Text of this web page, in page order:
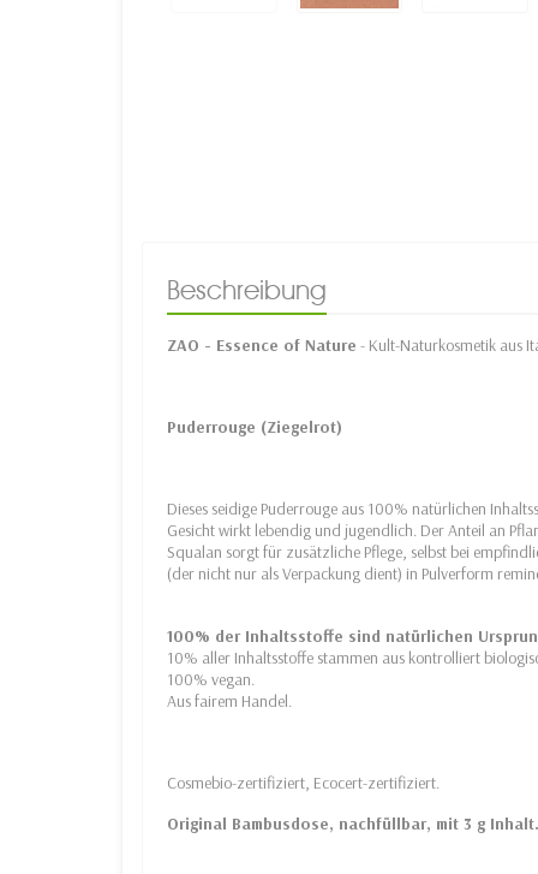
Beschreibung
ZAO - Essence of Nature - Kult-Naturkosmetik aus
Puderrouge (Ziegelrot)
Dieses seidige Puderrouge aus 100% natürlichen
Gesicht wirkt lebendig und jugendlich. Der Anteil an
Squalan sorgt für zusätzliche Pflege, selbst bei
(der nicht nur als Verpackung dient) in Pulverform
100% der Inhaltsstoffe sind natürlichen
10% aller Inhaltsstoffe stammen aus kontrolliert
100% vegan.
Aus fairem Handel.
Cosmebio-zertifiziert, Ecocert-zertifiziert.
Original Bambusdose, nachfüllbar, mit 3 g Inhalt.